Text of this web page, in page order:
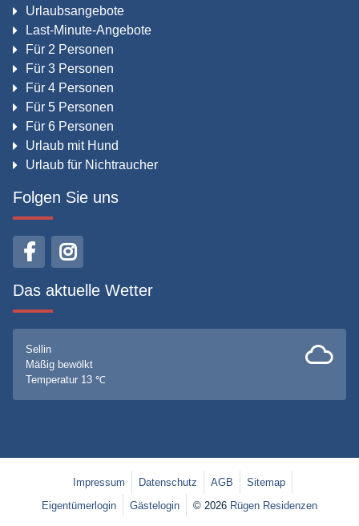
Urlaubsangebote
Last-Minute-Angebote
Für 2 Personen
Für 3 Personen
Für 4 Personen
Für 5 Personen
Für 6 Personen
Urlaub mit Hund
Urlaub für Nichtraucher
Folgen Sie uns
Das aktuelle Wetter
Sellin
Mäßig bewölkt
Temperatur 13 ℃
Impressum Datenschutz AGB
Sitemap
Eigentümerlogin
Gästelogin © 2026 Rügen Residenzen